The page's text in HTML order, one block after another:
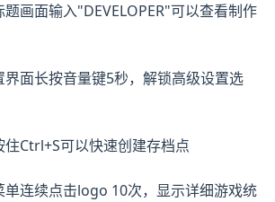
画面输入"DEVELOPER"可以查看制作
界面长按音量键5秒，解锁高级设置选
Ctrl+S可以快速创建存档点
单连续点击logo 10次，显示详细游戏统